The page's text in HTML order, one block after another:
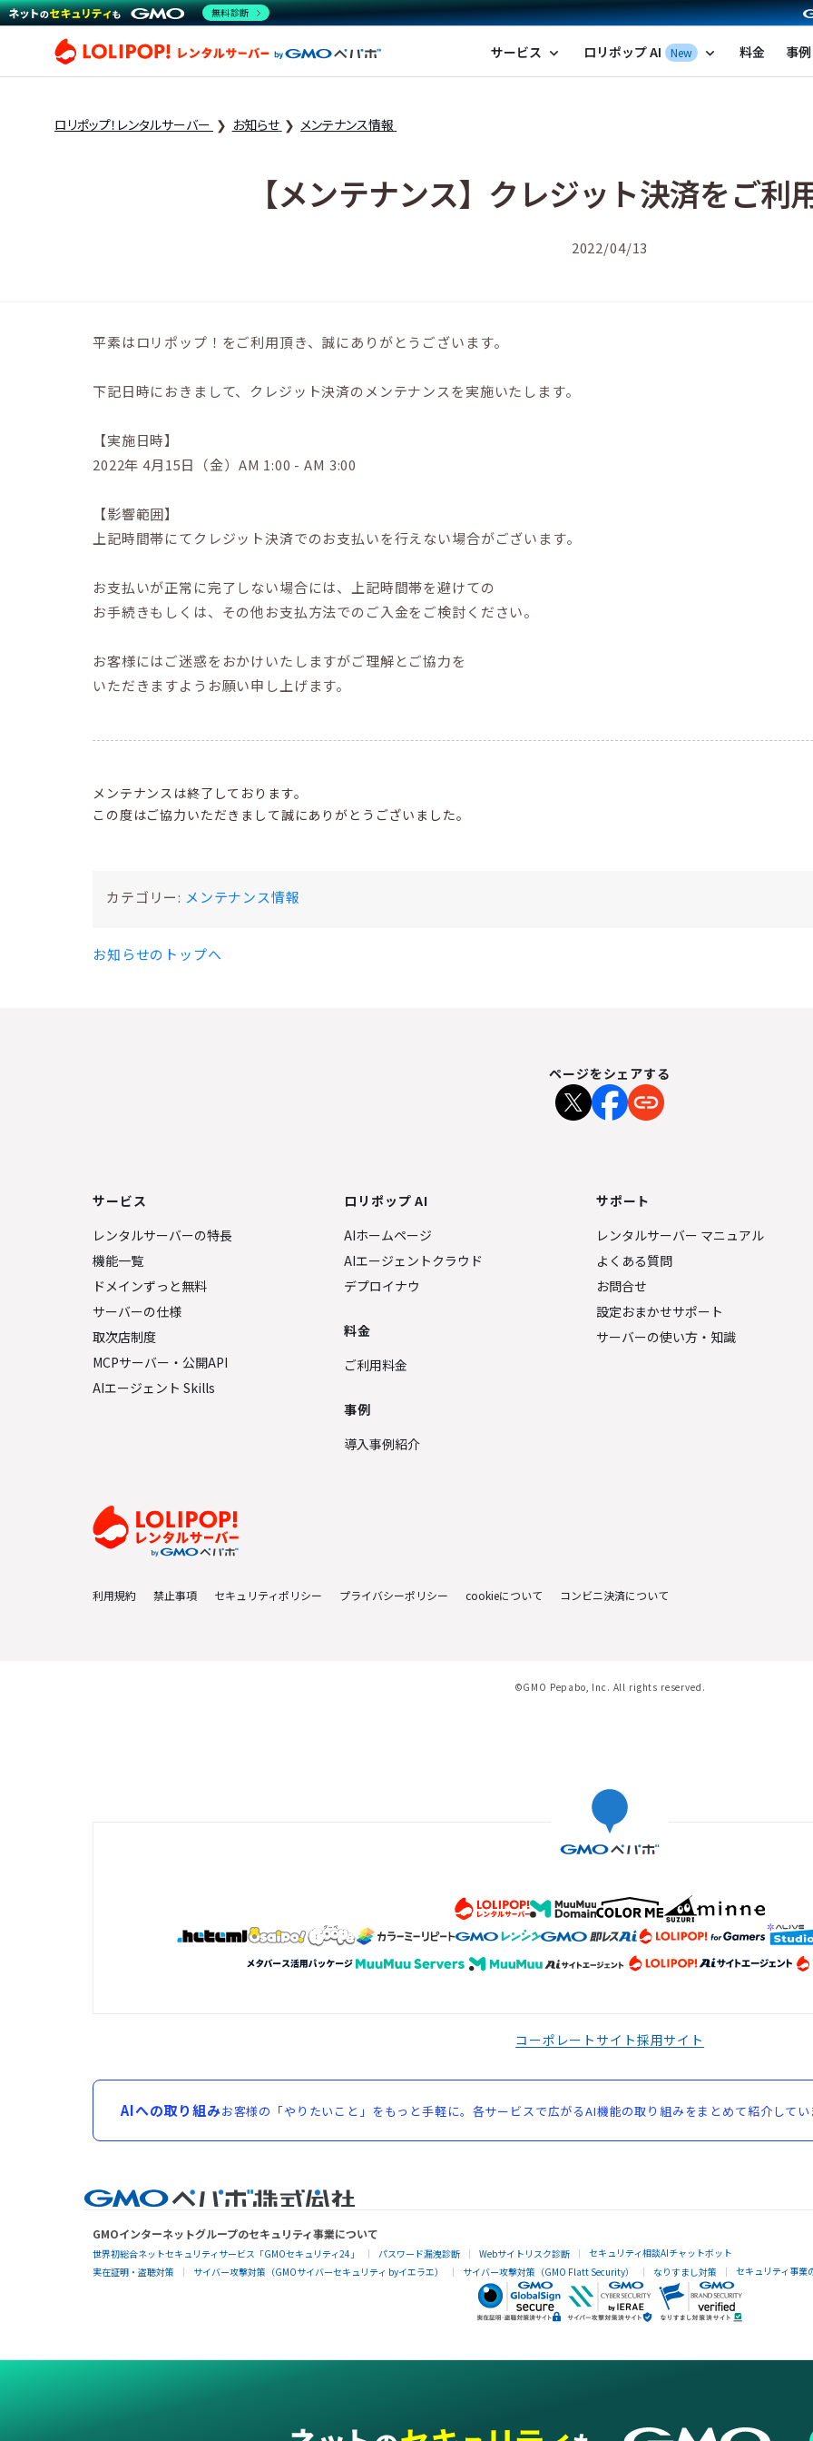
ロリポップ！レンタルサーバー by GMOペパボ
サービス expand_more ロリポップ AI New expand_more 料金 事例
ロリポップ！レンタルサーバー お知らせ メンテナンス情報
【メンテナンス】クレジット決済をご利
2022/04/13
平素はロリポップ！をご利用頂き、誠にありがとうございます。
下記日時におきまして、クレジット決済のメンテナンスを実施いたします。
【実施日時】
2022年 4月15日（金）AM 1:00 - AM 3:00
【影響範囲】
上記時間帯にてクレジット決済でのお支払いを行えない場合がございます。
お支払いが正常に完了しない場合には、上記時間帯を避けての
お手続きもしくは、その他お支払方法でのご入金をご検討ください。
お客様にはご迷惑をおかけいたしますがご理解とご協力を
いただきますようお願い申し上げます。
メンテナンスは終了しております。
この度はご協力いただきまして誠にありがとうございました。
カテゴリー: メンテナンス情報
お知らせのトップへ
ページをシェアする
サービス
レンタルサーバーの特長
機能一覧
ドメインずっと無料
サーバーの仕様
取次店制度
MCPサーバー・公開API
AIエージェント Skills
ロリポップ AI
AIホームページ
AIエージェントクラウド
デプロイナウ
料金
ご利用料金
事例
導入事例紹介
サポート
レンタルサーバー マニュアル
よくある質問
お問合せ
設定おまかせサポート
サーバーの使い方・知識
利用規約 禁止事項 セキュリティポリシー プライバシーポリシー cookieについて コンビニ決済について
©GMO Pepabo, Inc. All rights reserved.
コーポレートサイト採用サイト
AIへの取り組みお客様の「やりたいこと」をもっと手軽に。各サービスで広がるAI機能の取り組みをまとめて紹介して
GMOインターネットグループのセキュリティ事業について
世界初総合ネットセキュリティサービス「GMOセキュリティ24」 パスワード漏洩診断 Webサイトリスク診断
セキュリティ相談AIチャットボット
実在証明・盗聴対策
サイバー攻撃対策（GMOサイバーセキュリティ byイエラエ） サイバー攻撃対策（GMO Flatt Security） なりすまし対策 セキュリティ事業
無料診断